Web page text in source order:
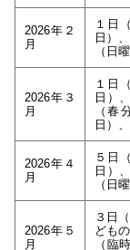
2026年２
月
１日
日）
（日
2026年３
月
１日
日）
（春
日）
2026年４
月
５日
日）
（日
2026年５
月
３日
ども
（臨